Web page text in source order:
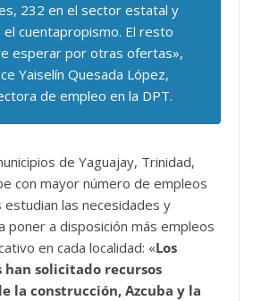
232 en el sector estatal y
el cuentapropismo. El resto
esperar por otras ofertas»,
Yaiselín Quesada López,
de empleo en la DPT.
de Yaguajay, Trinidad,
con mayor número de empleos
las necesidades y
poner a disposición más empleos
en cada localidad: «Los
han solicitado recursos
la construcción, Azcuba y la